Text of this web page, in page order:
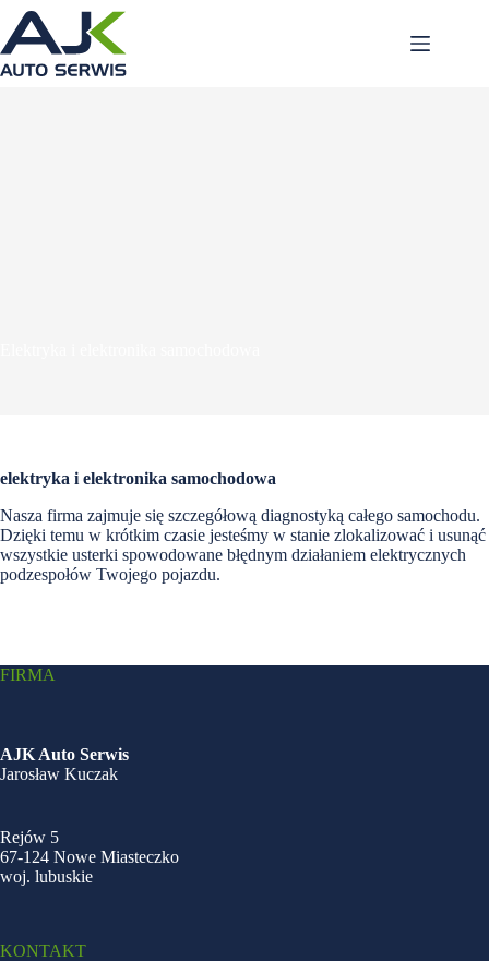
Przejdź
do
treści
elektryka i elektronika samochodowa
Nasza firma zajmuje się szczegółową diagnostyką całego samochodu.
Dzięki temu w krótkim czasie jesteśmy w stanie zlokalizować i usunąć
wszystkie usterki spowodowane błędnym działaniem elektrycznych
podzespołów Twojego pojazdu.
FIRMA
AJK Auto Serwis
Jarosław Kuczak
Rejów 5
67-124 Nowe Miasteczko
woj. lubuskie
KONTAKT